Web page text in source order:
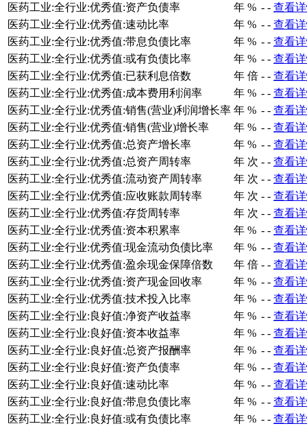
医药工业:全行业:优秀值:资产负债率
年 % - - 查看
医药工业:全行业:优秀值:速动比率
年 % - - 查看
医药工业:全行业:优秀值:带息负债比率
年 % - - 查看
医药工业:全行业:优秀值:或有负债比率
年 % - - 查看
医药工业:全行业:优秀值:已获利息倍数
年 倍 - - 查看
医药工业:全行业:优秀值:成本费用利润率
年 % - - 查看
医药工业:全行业:优秀值:销售(营业)利润增长率 年 % - - 查看
医药工业:全行业:优秀值:销售(营业)增长率
年 % - - 查看
医药工业:全行业:优秀值:总资产增长率
年 % - - 查看
医药工业:全行业:优秀值:总资产周转率
年 次 - - 查看
医药工业:全行业:优秀值:流动资产周转率
年 次 - - 查看
医药工业:全行业:优秀值:应收账款周转率
年 次 - - 查看
医药工业:全行业:优秀值:存货周转率
年 次 - - 查看
医药工业:全行业:优秀值:资本积累率
年 % - - 查看
医药工业:全行业:优秀值:现金流动负债比率
年 % - - 查看
医药工业:全行业:优秀值:盈余现金保障倍数
年 倍 - - 查看
医药工业:全行业:优秀值:资产现金回收率
年 % - - 查看
医药工业:全行业:优秀值:技术投入比率
年 % - - 查看
医药工业:全行业:良好值:净资产收益率
年 % - - 查看
医药工业:全行业:良好值:资本收益率
年 % - - 查看
医药工业:全行业:良好值:总资产报酬率
年 % - - 查看
医药工业:全行业:良好值:资产负债率
年 % - - 查看
医药工业:全行业:良好值:速动比率
年 % - - 查看
医药工业:全行业:良好值:带息负债比率
年 % - - 查看
医药工业:全行业:良好值:或有负债比率
年 % - - 查看